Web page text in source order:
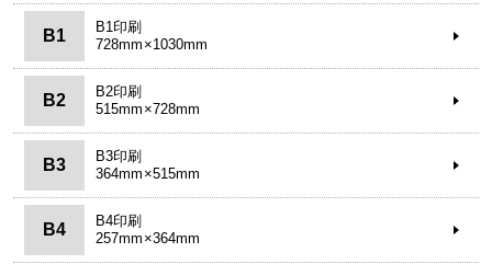
B1
B1印刷
728mm×1030mm
B2
B2印刷
515mm×728mm
B3
B3印刷
364mm×515mm
B4
B4印刷
257mm×364mm